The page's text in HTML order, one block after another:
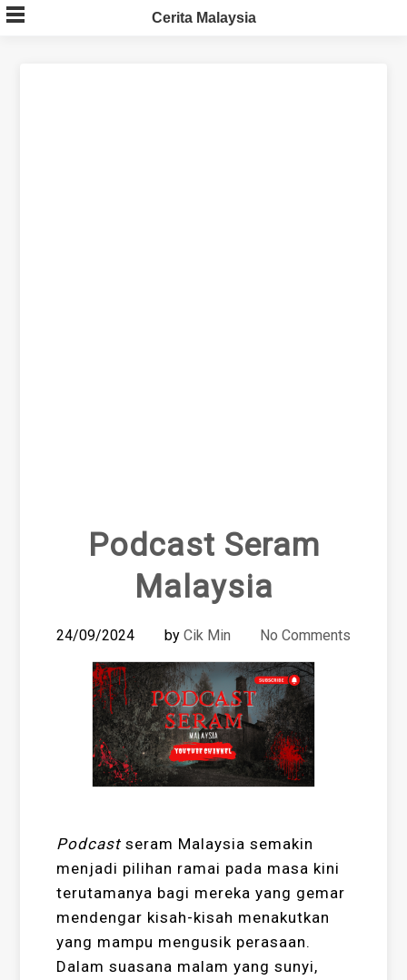
Skip
to
Cerita Malaysia
Podcast Seram
Malaysia
24/09/2024 by Cik Min No Comments
Podcast seram Malaysia semakin
menjadi pilihan ramai pada masa kini
terutamanya bagi mereka yang gemar
mendengar kisah-kisah menakutkan
yang mampu mengusik perasaan.
Dalam suasana malam yang sunyi,